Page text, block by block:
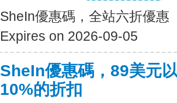
SheIn優惠碼，全站六折優惠
Expires on 2026-09-05
SheIn優惠碼，89美元
10%的折扣